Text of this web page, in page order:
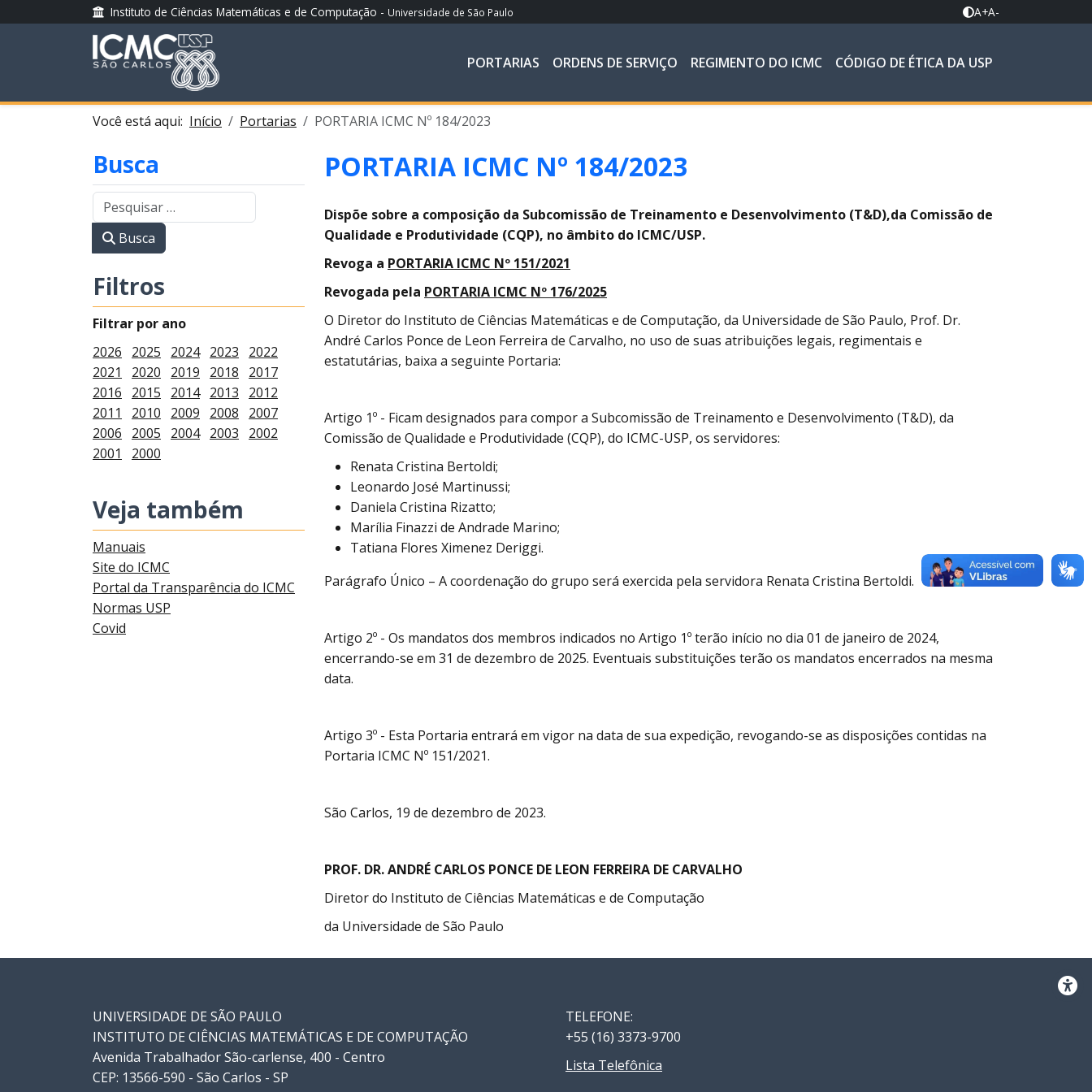
Instituto de Ciências Matemáticas e de Computação - Universidade de São Paulo A+A-
PORTARIAS ORDENS DE SERVIÇO REGIMENTO DO ICMC CÓDIGO DE ÉTICA DA USP
Você está aqui: Início Portarias PORTARIA ICMC Nº 184/2023
Busca
Busca
Filtros
Filtrar por ano
2026
2025 2024 2023
2022
2021
2020 2019 2018
2017
2016
2015 2014 2013
2012
2011
2010 2009 2008
2007
2006
2005 2004 2003
2002
2001
2000
Veja também
Manuais
Site do ICMC
Portal da Transparência do ICMC
Normas USP
Covid
PORTARIA ICMC Nº 184/2023
Dispõe sobre a composição da Subcomissão de Treinamento e Desenvolvimento (T&D),da Comissão de
Qualidade e Produtividade (CQP), no âmbito do ICMC/USP.
Revoga a PORTARIA ICMC Nº 151/2021
Revogada pela PORTARIA ICMC Nº 176/2025
O Diretor do Instituto de Ciências Matemáticas e de Computação, da Universidade de São Paulo, Prof. Dr.
André Carlos Ponce de Leon Ferreira de Carvalho, no uso de suas atribuições legais, regimentais e
estatutárias, baixa a seguinte Portaria:
Artigo 1º - Ficam designados para compor a Subcomissão de Treinamento e Desenvolvimento (T&D), da
Comissão de Qualidade e Produtividade (CQP), do ICMC-USP, os servidores:
Renata Cristina Bertoldi;
Leonardo José Martinussi;
Daniela Cristina Rizatto;
Marília Finazzi de Andrade Marino;
Tatiana Flores Ximenez Deriggi.
Parágrafo Único – A coordenação do grupo será exercida pela servidora Renata Cristina Bertoldi.
Artigo 2º - Os mandatos dos membros indicados no Artigo 1º terão início no dia 01 de janeiro de 2024,
encerrando-se em 31 de dezembro de 2025. Eventuais substituições terão os mandatos encerrados na mesma
data.
Artigo 3º - Esta Portaria entrará em vigor na data de sua expedição, revogando-se as disposições contidas na
Portaria ICMC Nº 151/2021.
São Carlos, 19 de dezembro de 2023.
PROF. DR. ANDRÉ CARLOS PONCE DE LEON FERREIRA DE CARVALHO
Diretor do Instituto de Ciências Matemáticas e de Computação
da Universidade de São Paulo
UNIVERSIDADE DE SÃO PAULO
INSTITUTO DE CIÊNCIAS MATEMÁTICAS E DE COMPUTAÇÃO
Avenida Trabalhador São-carlense, 400 - Centro
CEP: 13566-590 - São Carlos - SP
TELEFONE:
+55 (16) 3373-9700
Lista Telefônica